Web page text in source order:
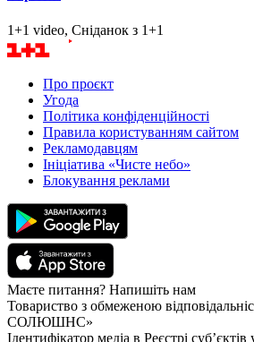
1+1 video, Сніданок з 1+1
Про проєкт
Угода
Політика конфіденційності
Правила користуванням сайтом
Рекламодавцям
Ініціатива «Чисте небо»
Блокування реклами
Маєте питання? Напишіть нам
Товариство з обмеженою
СОЛЮШНС»
Ідентифікатор медіа в Реєстрі